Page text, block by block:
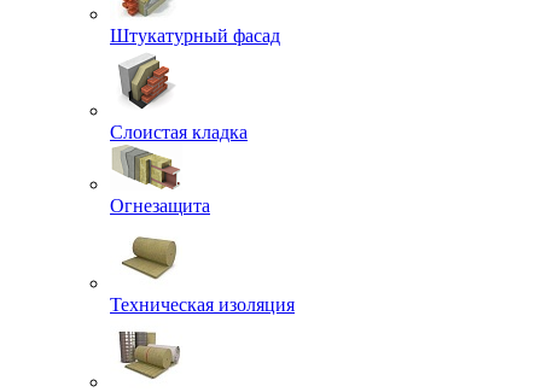
Штукатурный фасад
Слоистая кладка
Огнезащита
Техническая изоляция